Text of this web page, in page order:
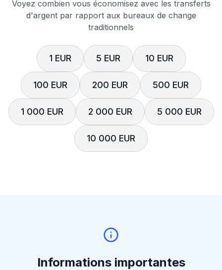
Voyez combien vous économisez avec les transferts
d'argent par rapport aux bureaux de change
traditionnels
1 EUR 5 EUR 10 EUR
100 EUR 200 EUR 500 EUR
1 000 EUR 2 000 EUR 5 000 EUR
10 000 EUR
Informations importantes